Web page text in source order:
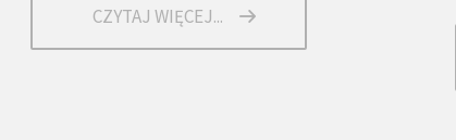
CZYTAJ WIĘCEJ...